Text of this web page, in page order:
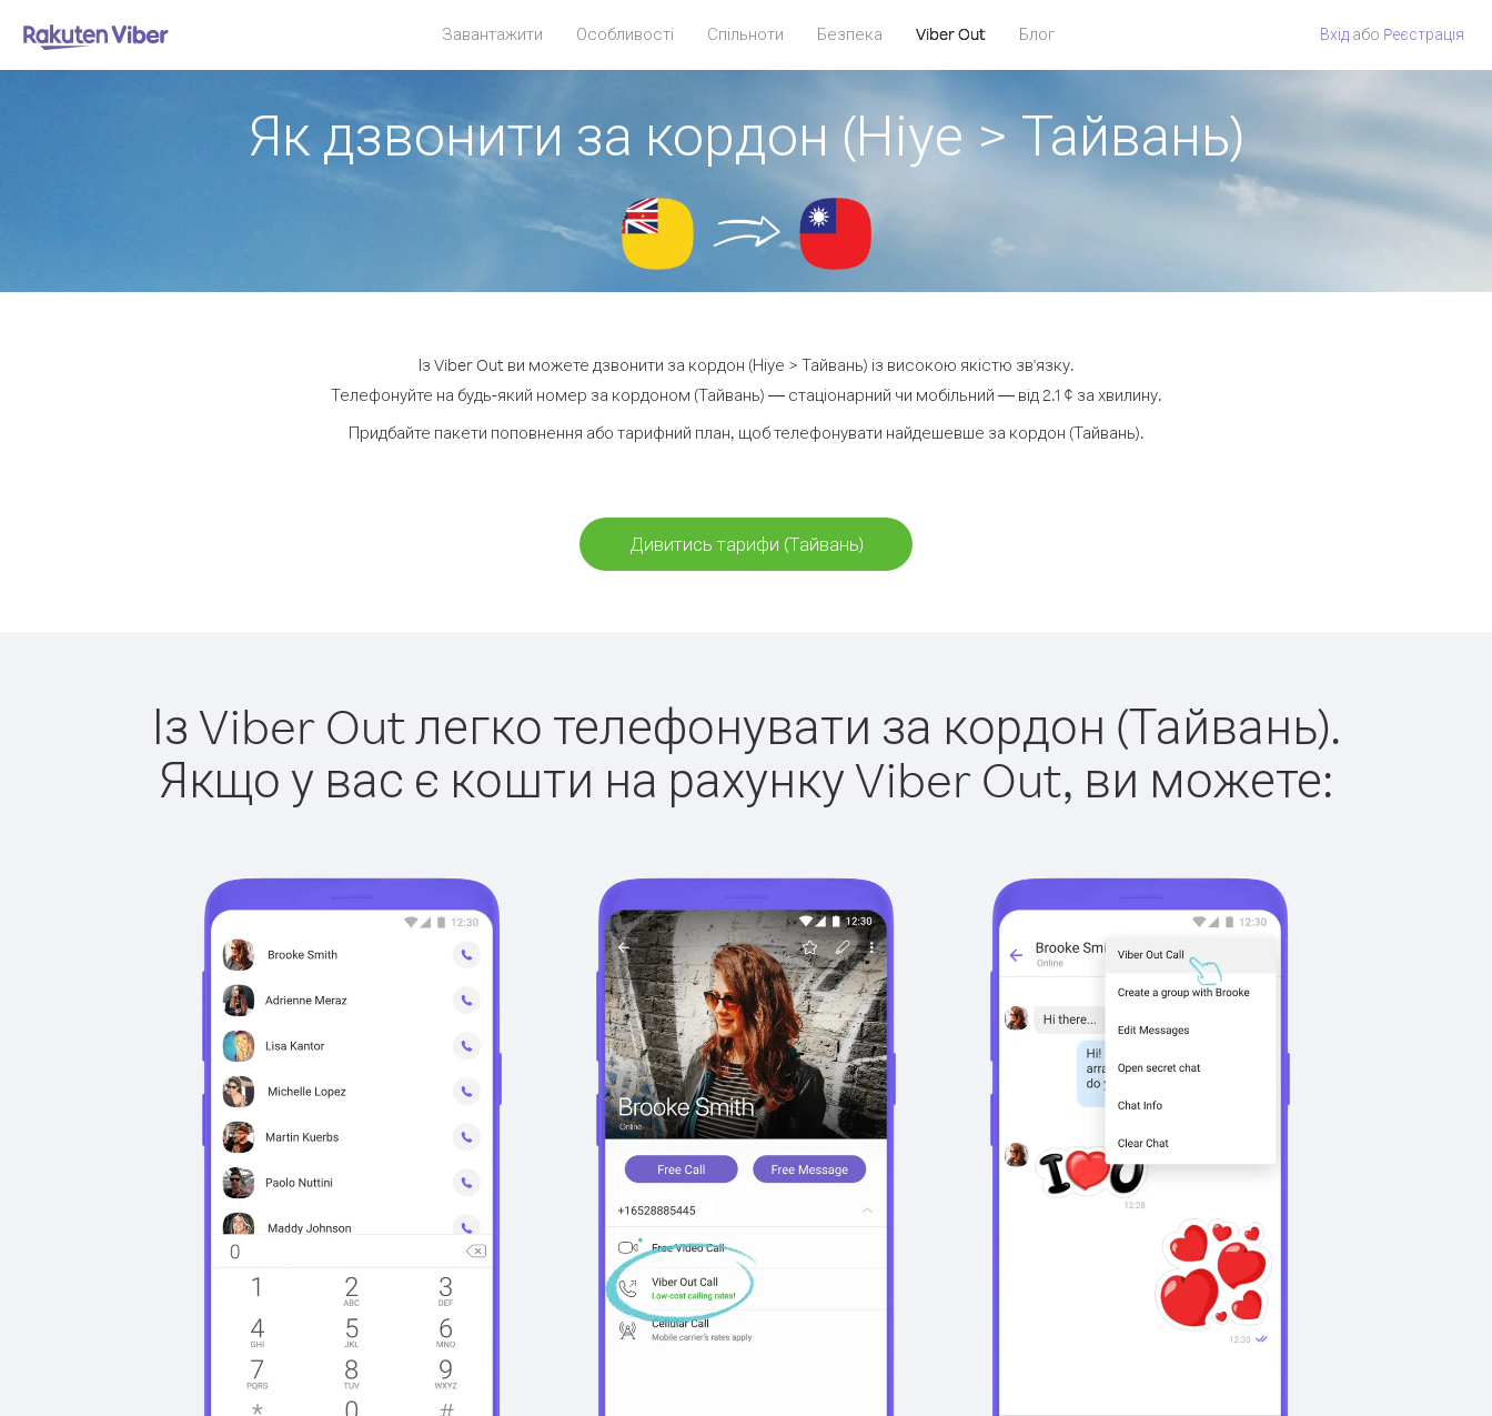
Завантажити Особливості Спільноти Безпека Viber Out Блог Вхід або Pеєстрація
Як дзвонити за кордон (Ніуе > Тайвань)
Із Viber Out ви можете дзвонити за кордон (Ніуе > Тайвань) із високою якістю зв'язку.
Телефонуйте на будь-який номер за кордоном (Тайвань) — стаціонарний чи мобільний — від 2.1 ¢ за хвилину.
Придбайте пакети поповнення або тарифний план, щоб телефонувати найдешевше за кордон (Тайвань).
Дивитись тарифи (Тайвань)
Із Viber Out легко телефонувати за кордон (Тайвань).
Якщо у вас є кошти на рахунку Viber Out, ви можете: